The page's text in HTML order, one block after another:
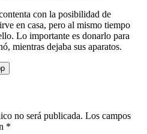
con la posibilidad de
en casa, pero al mismo tiempo
Lo importante es donarlo para
mientras dejaba sus aparatos.
no será publicada. Los campos
*